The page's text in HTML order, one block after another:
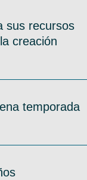
sus recursos
creación
temporada